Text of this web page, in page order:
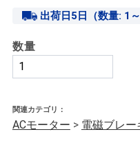
出荷日5日（数量: 1～
数量
関連カテゴリ：
ACモーター > 電磁ブレー